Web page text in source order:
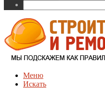
Меню
Искать